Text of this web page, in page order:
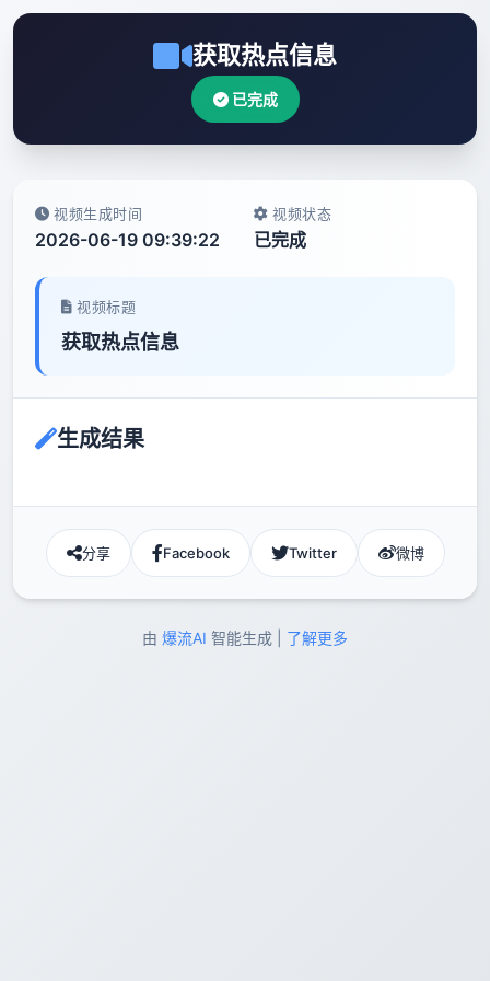
获取热点信息
已完成
视频生成时间
2026-06-19 09:39:22
视频状态
已完成
视频标题
获取热点信息
生成结果
分享 Facebook Twitter 微博
由 爆流AI 智能生成 | 了解更多